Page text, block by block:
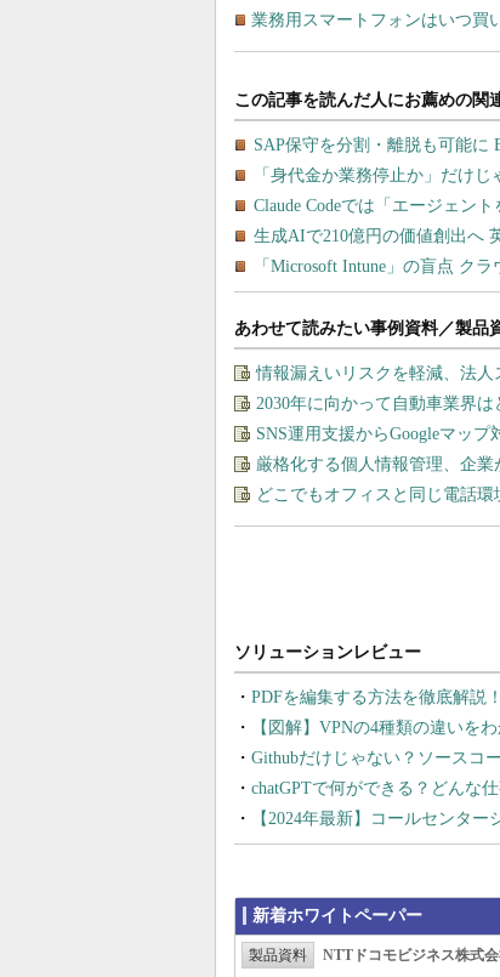
業務用スマートフォンはいつ買
あわせて読みたい事例資料／製品
情報漏えいリスクを軽減、法
2030年に向かって自動車業界
SNS運用支援からGoogleマッ
厳格化する個人情報管理、企
どこでもオフィスと同じ電話
PDFを編集する方法を徹底解説
【図解】VPNの4種類の違いを
Githubだけじゃない？ソースコ
chatGPTで何ができる？どんな
【2024年最新】コールセンタ
新着ホワイトペーパー
製品資料 NTTドコモビジネス株式